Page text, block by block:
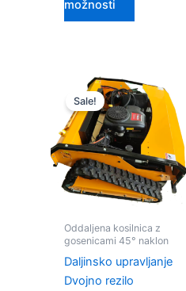
možnosti
Sale!
Oddaljena kosilnica z
gosenicami 45° naklon
Daljinsko upravljanje
Dvojno rezilo
Cenovni
razpon:
od
$3,000.00
do
$4,100.00
Ta
izdelek
ima
več
različic.
Možnosti
lahko
na
strani